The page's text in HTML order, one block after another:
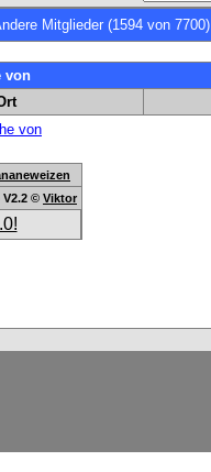
Mitglieder (1594 von 7700)
von
von
V2.2 © Viktor